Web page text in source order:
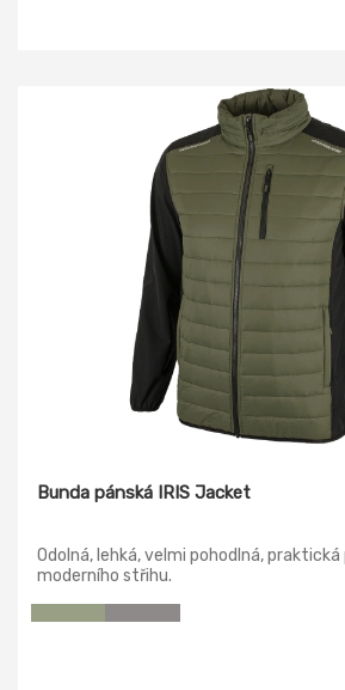
Bunda pánská IRIS Jacket
Odolná, lehká, velmi pohodlná, praktická
moderního střihu.